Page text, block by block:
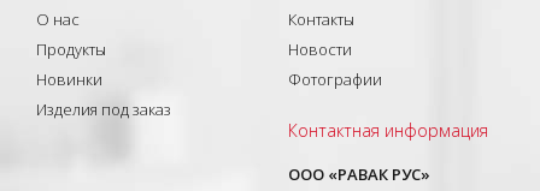
О нас
Продукты
Новинки
Изделия под заказ
Контакты
Новости
Фотографии
Контактная информация
ООО «РАВАК РУС»